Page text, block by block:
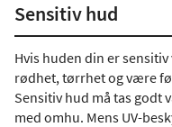
Sensitiv hud
Hvis huden din er
rødhet, tørrhet og være
Sensitiv hud må tas godt
med omhu. Mens UV-